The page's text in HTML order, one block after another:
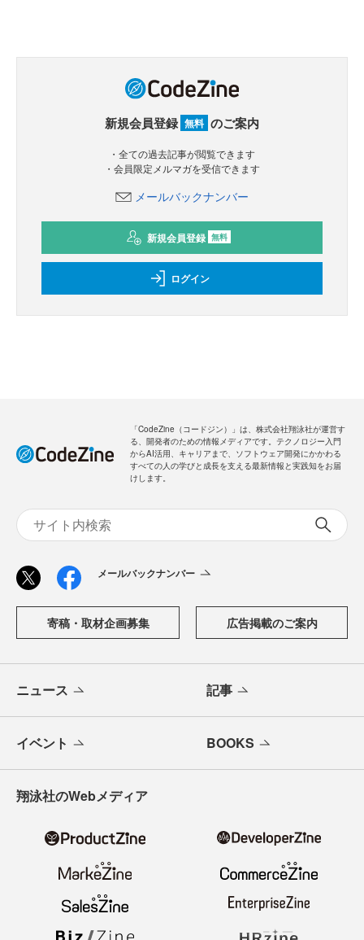
新規会員登録 無料 のご案内
・全ての過去記事が閲覧できます
・会員限定メルマガを受信できます
メールバックナンバー
新規会員登録 無料
ログイン
「CodeZine（コードジン）」は、株式会社翔泳社が運営す
る、開発者のための情報メディアです。テクノロジー入門
からAI活用、キャリアまで、ソフトウェア開発にかかわる
すべての人の学びと成長を支える最新情報と実践知をお届
けします。
メールバックナンバー
寄稿・取材企画募集 広告掲載のご案内
ニュース 記事
イベント BOOKS
翔泳社のWebメディア